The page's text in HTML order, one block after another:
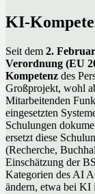
KI-
Seit dem 2.
Verordnung (EU
Kompetenz des
Großprojekt, wohl
Mitarbeitenden
eingesetzten
Schulungen
ersetzt diese
(Recherche,
Einschätzung der
Kategorien des AI
ändern, etwa bei KI